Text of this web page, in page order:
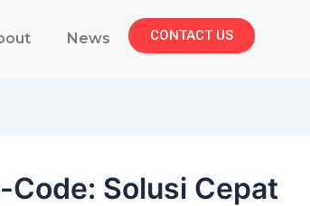
News CONTACT US
Code: Solusi Cepat